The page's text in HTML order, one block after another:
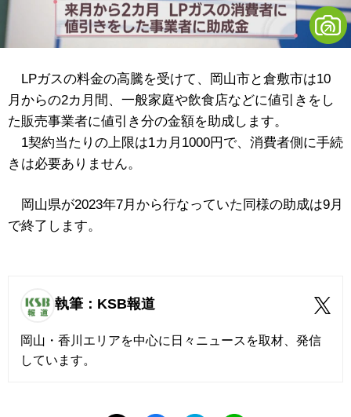
LPガスの料金の高騰を受けて、岡山市と倉敷市は10
月からの2カ月間、一般家庭や飲食店などに値引きをし
た販売事業者に値引き分の金額を助成します。
1契約当たりの上限は1カ月1000円で、消費者側に手続
きは必要ありません。
岡山県が2023年7月から行なっていた同様の助成は9月
で終了します。
執筆：KSB報道
岡山・香川エリアを中心に日々ニュースを取材、発信
しています。